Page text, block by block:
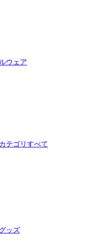
ウェア
テゴリすべて
ッズ